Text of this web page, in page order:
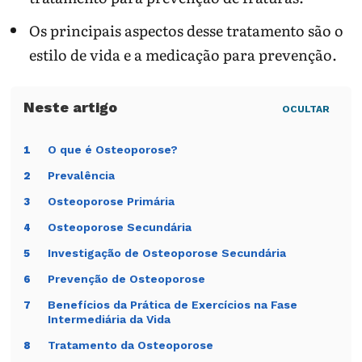
Os principais aspectos desse tratamento são o
estilo de vida e a medicação para prevenção.
OCULTAR
1 O que é Osteoporose?
2 Prevalência
3 Osteoporose Primária
4 Osteoporose Secundária
5 Investigação de Osteoporose Secundária
6 Prevenção de Osteoporose
7
Benefícios da Prática de Exercícios na Fase
Intermediária da Vida
8 Tratamento da Osteoporose